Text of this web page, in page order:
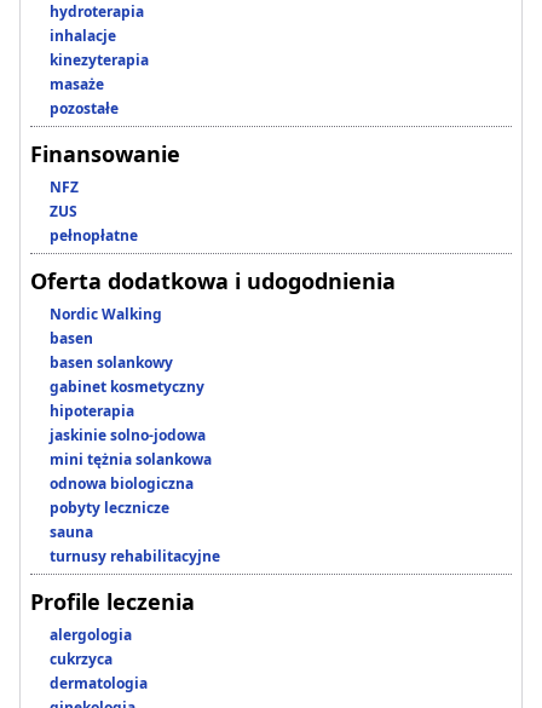
hydroterapia
inhalacje
kinezyterapia
masaże
pozostałe
Finansowanie
NFZ
ZUS
pełnopłatne
Oferta dodatkowa i udogodnienia
Nordic Walking
basen
basen solankowy
gabinet kosmetyczny
hipoterapia
jaskinie solno-jodowa
mini tężnia solankowa
odnowa biologiczna
pobyty lecznicze
sauna
turnusy rehabilitacyjne
Profile leczenia
alergologia
cukrzyca
dermatologia